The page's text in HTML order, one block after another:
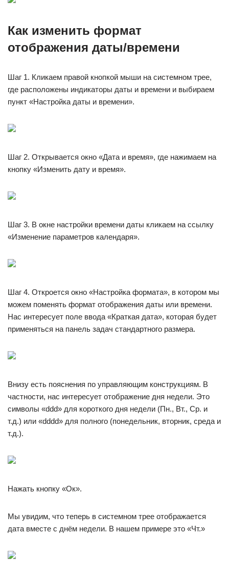
Как изменить формат
отображения даты/времени
Шаг 1. Кликаем правой кнопкой мыши на системном трее,
где расположены индикаторы даты и времени и выбираем
пункт «Настройка даты и времени».
Шаг 2. Открывается окно «Дата и время», где нажимаем на
кнопку «Изменить дату и время».
Шаг 3. В окне настройки времени даты кликаем на ссылку
«Изменение параметров календаря».
Шаг 4. Откроется окно «Настройка формата», в котором мы
можем поменять формат отображения даты или времени.
Нас интересует поле ввода «Краткая дата», которая будет
применяться на панель задач стандартного размера.
Внизу есть пояснения по управляющим конструкциям. В
частности, нас интересует отображение дня недели. Это
символы «ddd» для короткого дня недели (Пн., Вт., Ср. и
т.д.) или «dddd» для полного (понедельник, вторник, среда и
т.д.).
Нажать кнопку «Ок».
Мы увидим, что теперь в системном трее отображается
дата вместе с днём недели. В нашем примере это «Чт.»